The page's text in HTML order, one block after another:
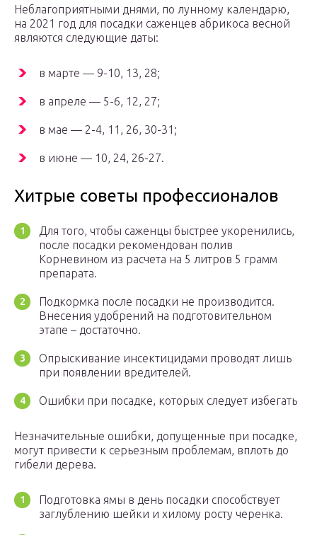
Неблагоприятными днями, по лунному календарю,
на 2021 год для посадки саженцев абрикоса весной
являются следующие даты:
в марте — 9-10, 13, 28;
в апреле — 5-6, 12, 27;
в мае — 2-4, 11, 26, 30-31;
в июне — 10, 24, 26-27.
Хитрые советы профессионалов
Для того, чтобы саженцы быстрее укоренились,
после посадки рекомендован полив
Корневином из расчета на 5 литров 5 грамм
препарата.
Подкормка после посадки не производится.
Внесения удобрений на подготовительном
этапе – достаточно.
Опрыскивание инсектицидами проводят лишь
при появлении вредителей.
Ошибки при посадке, которых следует избегать
Незначительные ошибки, допущенные при посадке,
могут привести к серьезным проблемам, вплоть до
гибели дерева.
Подготовка ямы в день посадки способствует
заглублению шейки и хилому росту черенка.